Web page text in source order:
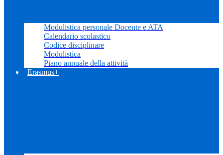
Modulistica personale Docente e ATA
Calendario scolastico
Codice disciplinare
Modulistica
Piano annuale della attività
Erasmus+